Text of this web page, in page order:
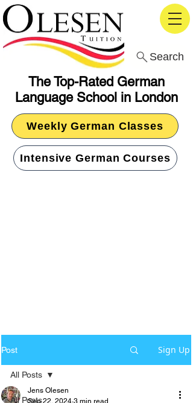
The Top-Rated German
Language School in London
Search
Weekly German Classes
Intensive German Courses
Post Sign Up
All Posts
All Posts
Jens Olesen
Sep 22, 2024 3 min read